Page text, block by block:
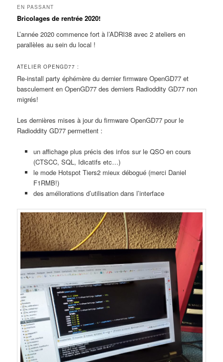
EN PASSANT
Bricolages de rentrée 2020!
L’année 2020 commence fort à l’ADRI38 avec 2 ateliers en
parallèles au sein du local !
ATELIER OPENGD77 :
Re-install party éphémère du dernier firmware OpenGD77 et
basculement en OpenGD77 des derniers Radioddity GD77 non
migrés!
Les dernières mises à jour du firmware OpenGD77 pour le
Radioddity GD77 permettent :
un affichage plus précis des infos sur le QSO en cours
(CTSCC, SQL, Idicatifs etc…)
le mode Hotspot Tiers2 mieux débogué (merci Daniel
F1RMB!)
des améliorations d’utilisation dans l’interface